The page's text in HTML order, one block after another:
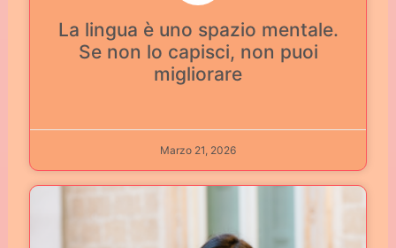
La lingua è uno spazio mentale.
Se non lo capisci, non puoi
migliorare
Marzo 21, 2026